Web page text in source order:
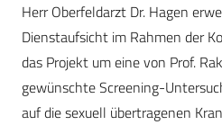
Herr Oberfeldarzt Dr. Hagen
Dienstaufsicht im Rahmen der
das Projekt um eine von Prof.
gewünschte Screening-
auf die sexuell übertragenen